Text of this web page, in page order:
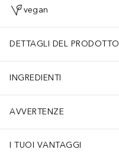
vegan
DETTAGLI DEL PRODOTTO
INGREDIENTI
AVVERTENZE
I TUOI VANTAGGI